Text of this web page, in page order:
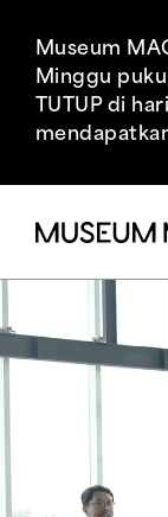
Museum
Minggu
TUTUP di